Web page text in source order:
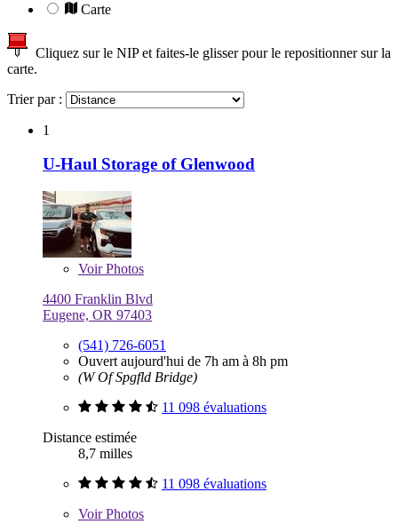
Carte
Cliquez sur le NIP et faites-le glisser pour le repositionner sur la
carte.
Trier par :
1
U-Haul Storage of Glenwood
VoirPhotos
4400 Franklin Blvd
Eugene, OR 97403
(541) 726-6051
Ouvert aujourd'hui de 7h am à 8h pm
(W Of Spgfld Bridge)
11 098 évaluations
Distance estimée
8,7 milles
11 098 évaluations
VoirPhotos